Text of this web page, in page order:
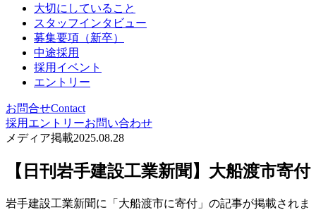
大切にしていること
スタッフインタビュー
募集要項（新卒）
中途採用
採用イベント
エントリー
お問合せContact
採用エントリーお問い合わせ
メディア掲載2025.08.28
【日刊岩手建設工業新聞】大船渡市寄付
岩手建設工業新聞に「大船渡市に寄付」の記事が掲載されま